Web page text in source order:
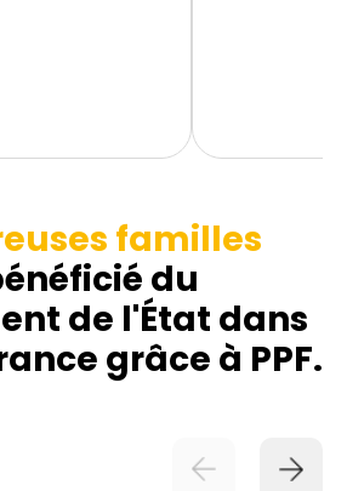
familles
du
de l'État dans
grâce à PPF.